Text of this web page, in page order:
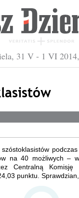
31 V - 1 VI
na 40 możliwych –
Centralną Komisję
punktu.